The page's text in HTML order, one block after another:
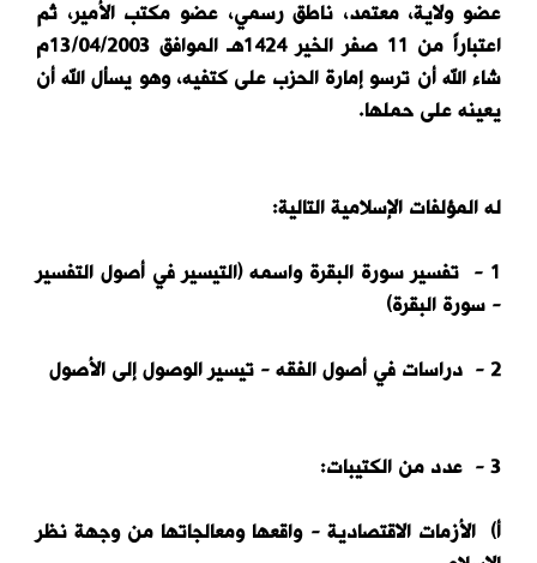
عضو ولاية، معتمد، ناطق رسمي، عضو مكتب الأمير، ثم
اعتباراً من 11 صفر الخير 1424هـ الموافق 13/04/2003م
شاء الله أن ترسو إمارة الحزب على كتفيه، وهو يسأل الله أن
يعينه على حملها.
له المؤلفات الإسلامية التالية:
1 - تفسير سورة البقرة واسمه (التيسير في أصول التفسير
- سورة البقرة)
2 - دراسات في أصول الفقه - تيسير الوصول إلى الأصول
3 - عدد من الكتيبات:
أ) الأزمات الاقتصادية - واقعها ومعالجاتها من وجهة نظر